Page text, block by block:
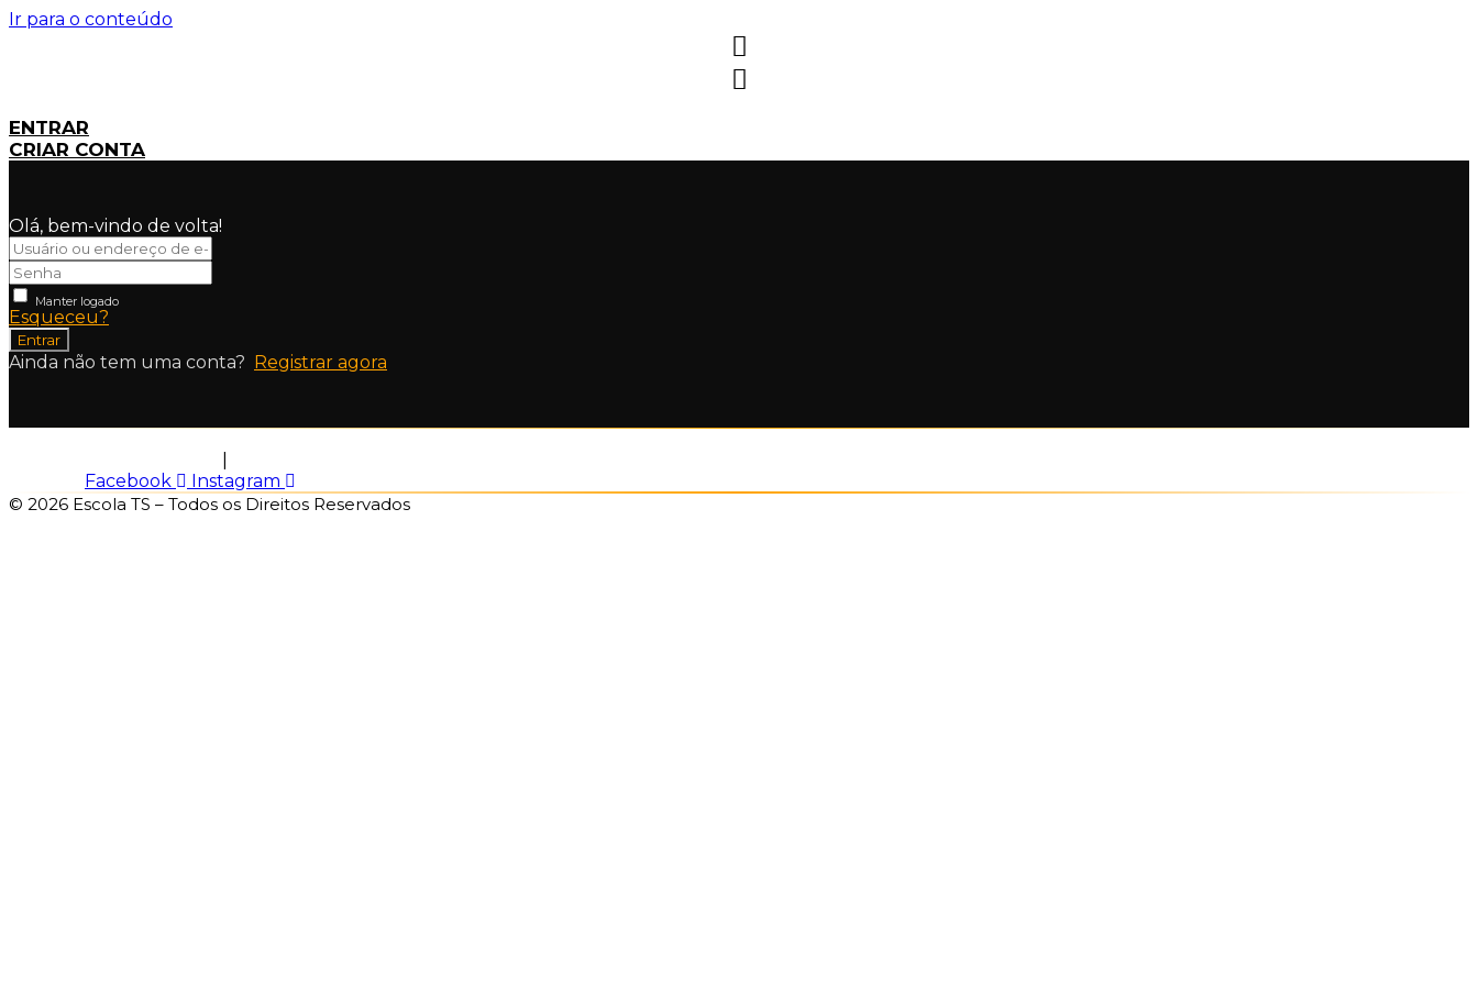
Ir para o conteúdo
ENTRAR
CRIAR CONTA
Olá, bem-vindo de volta!
Manter logado
Esqueceu?
Entrar
Ainda não tem uma conta? Registrar agora
Facebook
Instagram
© 2026 Escola TS – Todos os Direitos Reservados